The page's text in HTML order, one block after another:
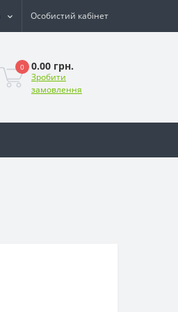
Особистий кабінет
0 0.00 грн.
Зробити
замовлення